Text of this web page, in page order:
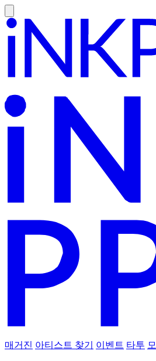
매거진 아티스트 찾기 이벤트 타투